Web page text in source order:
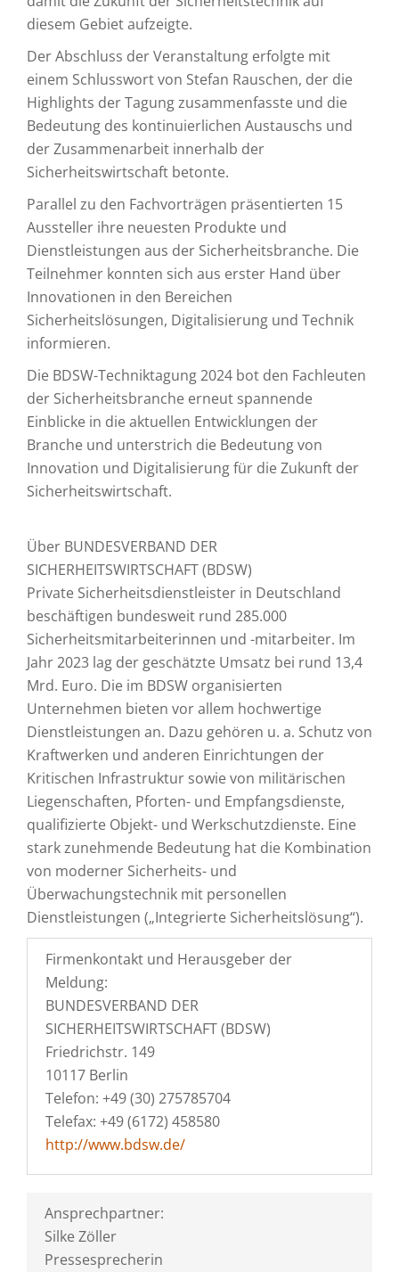
diesem Gebiet aufzeigte.
Der Abschluss der Veranstaltung erfolgte mit
einem Schlusswort von Stefan Rauschen, der die
Highlights der Tagung zusammenfasste und die
Bedeutung des kontinuierlichen Austauschs und
der Zusammenarbeit innerhalb der
Sicherheitswirtschaft betonte.
Parallel zu den Fachvorträgen präsentierten 15
Aussteller ihre neuesten Produkte und
Dienstleistungen aus der Sicherheitsbranche. Die
Teilnehmer konnten sich aus erster Hand über
Innovationen in den Bereichen
Sicherheitslösungen, Digitalisierung und Technik
informieren.
Die BDSW-Techniktagung 2024 bot den Fachleuten
der Sicherheitsbranche erneut spannende
Einblicke in die aktuellen Entwicklungen der
Branche und unterstrich die Bedeutung von
Innovation und Digitalisierung für die Zukunft der
Sicherheitswirtschaft.
Über BUNDESVERBAND DER
SICHERHEITSWIRTSCHAFT (BDSW)
Private Sicherheitsdienstleister in Deutschland
beschäftigen bundesweit rund 285.000
Sicherheitsmitarbeiterinnen und -mitarbeiter. Im
Jahr 2023 lag der geschätzte Umsatz bei rund 13,4
Mrd. Euro. Die im BDSW organisierten
Unternehmen bieten vor allem hochwertige
Dienstleistungen an. Dazu gehören u. a. Schutz von
Kraftwerken und anderen Einrichtungen der
Kritischen Infrastruktur sowie von militärischen
Liegenschaften, Pforten- und Empfangsdienste,
qualifizierte Objekt- und Werkschutzdienste. Eine
stark zunehmende Bedeutung hat die Kombination
von moderner Sicherheits- und
Überwachungstechnik mit personellen
Dienstleistungen („Integrierte Sicherheitslösung“).
Firmenkontakt und Herausgeber der
Meldung:
BUNDESVERBAND DER
SICHERHEITSWIRTSCHAFT (BDSW)
Friedrichstr. 149
10117 Berlin
Telefon: +49 (30) 275785704
Telefax: +49 (6172) 458580
http://www.bdsw.de/
Ansprechpartner:
Silke Zöller
Pressesprecherin